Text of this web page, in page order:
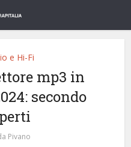
e Hi-Fi
mp3 in
secondo
Pivano